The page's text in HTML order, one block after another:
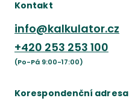
Kontakt
info@kalkulator.cz
+420 253 253 100
(Po-Pá 9:00-17:00)
Korespondenční adresa